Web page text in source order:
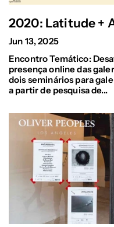
2020: Latitude +
Jun 13, 2025
Encontro Temático:
presença online das
dois seminários para
a partir de pesquisa de...